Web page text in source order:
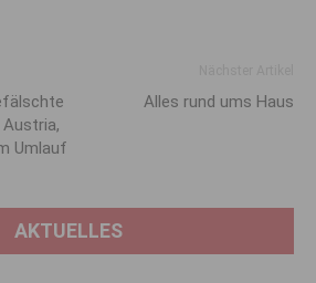
Austria,
Umlauf
Alles rund ums Haus
AKTUELLES